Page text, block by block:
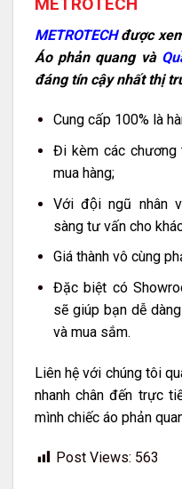
METROTECHđược
Áo phản quang và
đáng tín cậy nhất thị
Cung cấp 100% là
Đi kèm các
mua hàng;
Với đội ngũ nhân
sàng tư vấn cho
Giá thành vô cùng
Đặc biệt có
sẽ giúp bạn dễ
và mua sắm.
Liên hệ với chúng tôi
nhanh chân đến trực
mình chiếc áo phản
Post Views: 563